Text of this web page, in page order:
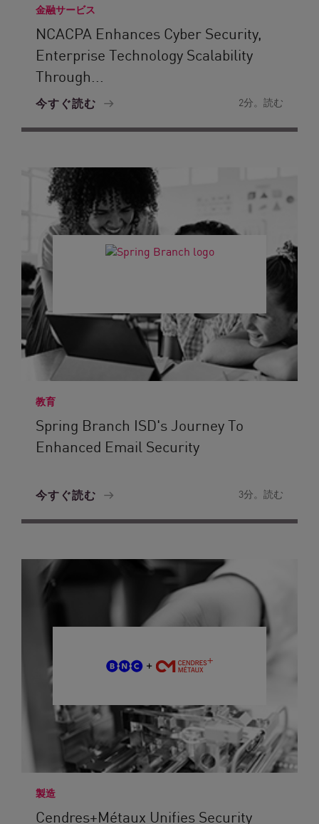
金融サービス
NCACPA Enhances Cyber Security,
Enterprise Technology Scalability
Through...
今すぐ読む 2分。読む
教育
Spring Branch ISD's Journey To
Enhanced Email Security
今すぐ読む 3分。読む
製造
Cendres+Métaux Unifies Security